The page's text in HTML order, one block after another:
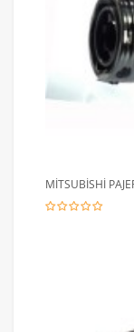
MİTSUBİSHİ